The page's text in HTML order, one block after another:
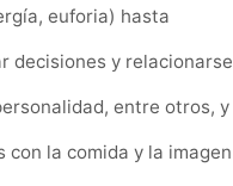
euforia) hasta
decisiones y relacionarse
entre otros, y
la comida y la imagen